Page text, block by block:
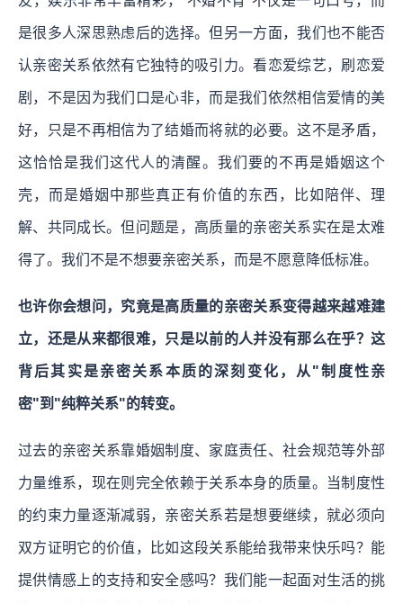
是很多人深思熟虑后的选择。但另一方面，我们也不能否
认亲密关系依然有它独特的吸引力。看恋爱综艺，刷恋爱
剧，不是因为我们口是心非，而是我们依然相信爱情的美
好，只是不再相信为了结婚而将就的必要。这不是矛盾，
这恰恰是我们这代人的清醒。我们要的不再是婚姻这个
壳，而是婚姻中那些真正有价值的东西，比如陪伴、理
解、共同成长。但问题是，高质量的亲密关系实在是太难
得了。我们不是不想要亲密关系，而是不愿意降低标准。
也许你会想问，究竟是高质量的亲密关系变得越来越难建
立，还是从来都很难，只是以前的人并没有那么在乎？这
背后其实是亲密关系本质的深刻变化，从"制度性亲
密"到"纯粹关系"的转变。
过去的亲密关系靠婚姻制度、家庭责任、社会规范等外部
力量维系，现在则完全依赖于关系本身的质量。当制度性
的约束力量逐渐减弱，亲密关系若是想要继续，就必须向
双方证明它的价值，比如这段关系能给我带来快乐吗？能
提供情感上的支持和安全感吗？我们能一起面对生活的挑